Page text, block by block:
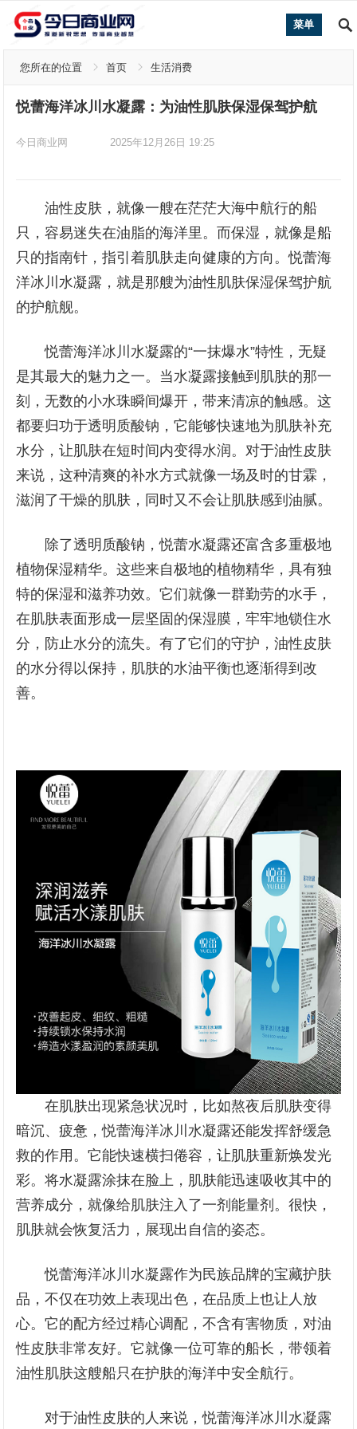
菜单
您所在的位置 首页 生活消费
悦蕾海洋冰川水凝露：为油性肌肤保湿保驾护航
今日商业网 2025年12月26日 19:25
油性皮肤，就像一艘在茫茫大海中航行的船
只，容易迷失在油脂的海洋里。而保湿，就像是船
只的指南针，指引着肌肤走向健康的方向。悦蕾海
洋冰川水凝露，就是那艘为油性肌肤保湿保驾护航
的护航舰。
悦蕾海洋冰川水凝露的“一抹爆水”特性，无疑
是其最大的魅力之一。当水凝露接触到肌肤的那一
刻，无数的小水珠瞬间爆开，带来清凉的触感。这
都要归功于透明质酸钠，它能够快速地为肌肤补充
水分，让肌肤在短时间内变得水润。对于油性皮肤
来说，这种清爽的补水方式就像一场及时的甘霖，
滋润了干燥的肌肤，同时又不会让肌肤感到油腻。
除了透明质酸钠，悦蕾水凝露还富含多重极地
植物保湿精华。这些来自极地的植物精华，具有独
特的保湿和滋养功效。它们就像一群勤劳的水手，
在肌肤表面形成一层坚固的保湿膜，牢牢地锁住水
分，防止水分的流失。有了它们的守护，油性皮肤
的水分得以保持，肌肤的水油平衡也逐渐得到改
善。
在肌肤出现紧急状况时，比如熬夜后肌肤变得
暗沉、疲惫，悦蕾海洋冰川水凝露还能发挥舒缓急
救的作用。它能快速横扫倦容，让肌肤重新焕发光
彩。将水凝露涂抹在脸上，肌肤能迅速吸收其中的
营养成分，就像给肌肤注入了一剂能量剂。很快，
肌肤就会恢复活力，展现出自信的姿态。
悦蕾海洋冰川水凝露作为民族品牌的宝藏护肤
品，不仅在功效上表现出色，在品质上也让人放
心。它的配方经过精心调配，不含有害物质，对油
性皮肤非常友好。它就像一位可靠的船长，带领着
油性肌肤这艘船只在护肤的海洋中安全航行。
对于油性皮肤的人来说，悦蕾海洋冰川水凝露